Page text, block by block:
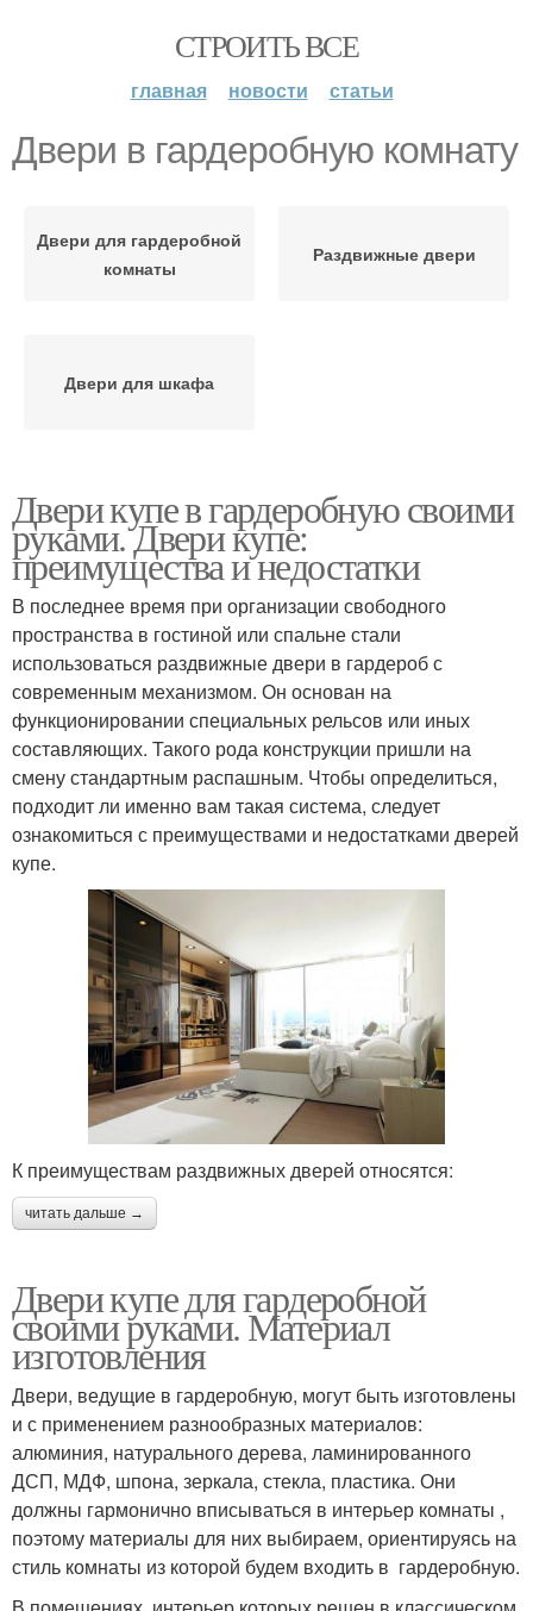
СТРОИТЬ ВСЕ
главная новости статьи
Двери в гардеробную комнату
Двери для гардеробной
комнаты
Раздвижные двери
Двери для шкафа
Двери купе в гардеробную своими
руками. Двери купе:
преимущества и недостатки
В последнее время при организации свободного
пространства в гостиной или спальне стали
использоваться раздвижные двери в гардероб с
современным механизмом. Он основан на
функционировании специальных рельсов или иных
составляющих. Такого рода конструкции пришли на
смену стандартным распашным. Чтобы определиться,
подходит ли именно вам такая система, следует
ознакомиться с преимуществами и недостатками дверей
купе.
К преимуществам раздвижных дверей относятся:
читать дальше →
Двери купе для гардеробной
своими руками. Материал
изготовления
Двери, ведущие в гардеробную, могут быть изготовлены
и с применением разнообразных материалов:
алюминия, натурального дерева, ламинированного
ДСП, МДФ, шпона, зеркала, стекла, пластика. Они
должны гармонично вписываться в интерьер комнаты ,
поэтому материалы для них выбираем, ориентируясь на
стиль комнаты из которой будем входить в гардеробную.